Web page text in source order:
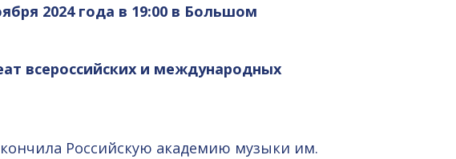
2024 года в 19:00 в Большом
всероссийских и международных
Российскую академию музыки им.